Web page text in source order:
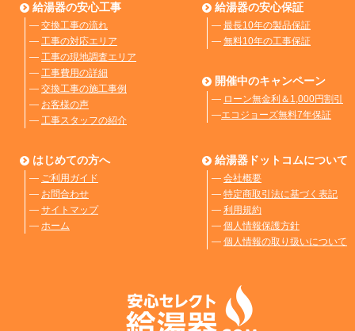
給湯器の安心工事
― 交換工事の流れ
― 工事の対応エリア
― 工事の現地調査エリア
― 工事費用の詳細
― 交換工事の施工事例
― お客様の声
― 工事スタッフの紹介
給湯器の安心保証
― 最長10年の製品保証
― 無料10年の工事保証
開催中のキャンペーン
― ローン無金利＆1,000円割引
―エコジョーズ無料7年保証
はじめての方へ
― ご利用ガイド
― お問合わせ
― サイトマップ
― ホーム
給湯器ドットコムについて
― 会社概要
― 特定商取引法に基づく表記
― 利用規約
― 個人情報保護方針
― 個人情報の取り扱いについて